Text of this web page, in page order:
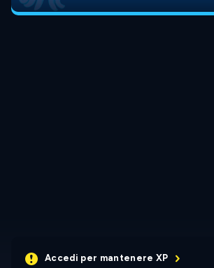
Accedi per mantenere XP